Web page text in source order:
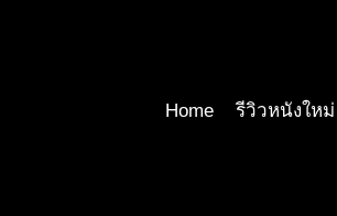
Home
รีวิวหนังใหม่